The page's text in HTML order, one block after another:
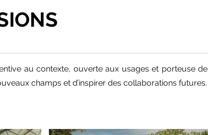
au contexte, ouverte aux usages et porteuse de
champs et d’inspirer des collaborations futures.